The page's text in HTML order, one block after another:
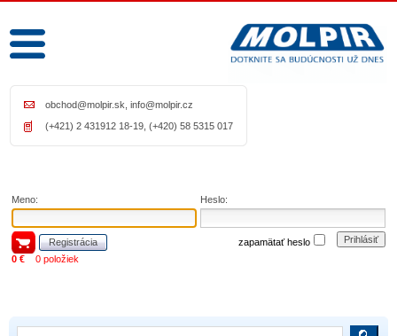
obchod@molpir.sk info@molpir.cz
(+421) 2 431912 18-19, (+420) 58 5315 017
Meno: Heslo:
Registrácia Prihlásiť
zapamätať heslo
0 € 0 položiek